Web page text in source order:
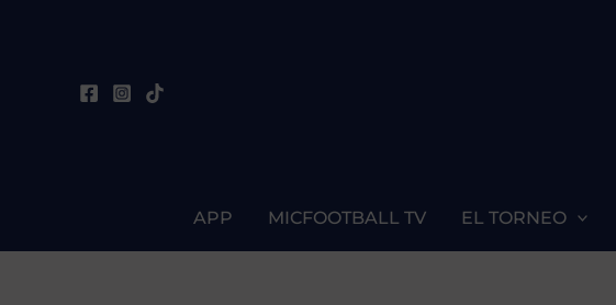
APP MICFOOTBALL TV EL TORNEO